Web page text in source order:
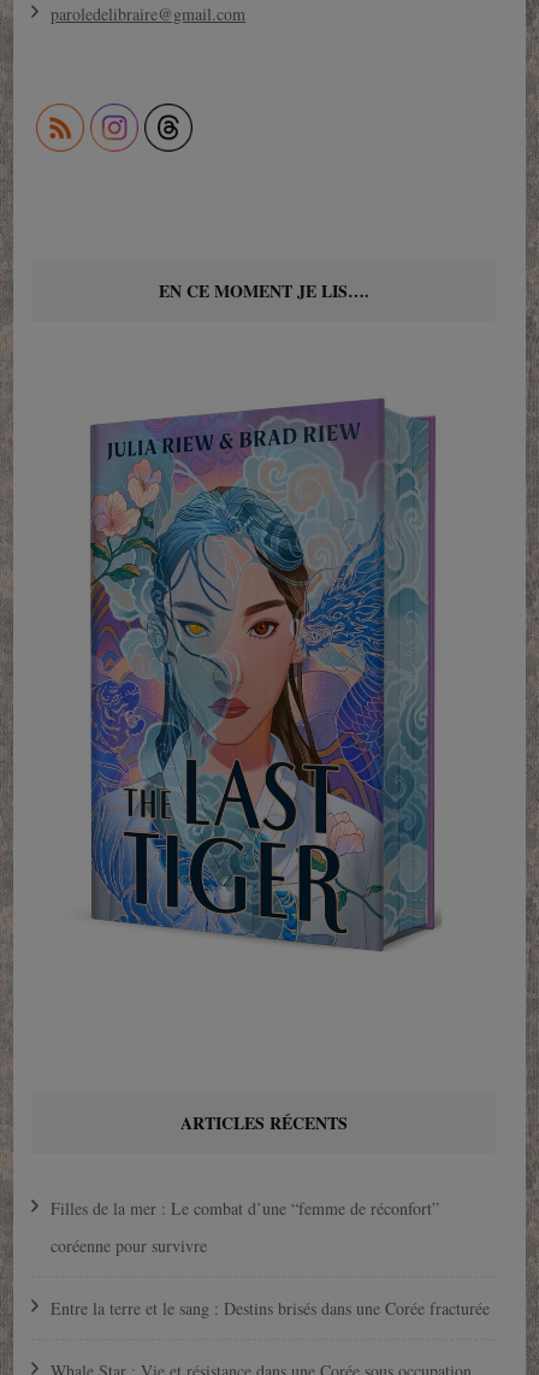
paroledelibraire@gmail.com
EN CE MOMENT JE LIS….
ARTICLES RÉCENTS
Filles de la mer : Le combat d’une “femme de réconfort”
coréenne pour survivre
Entre la terre et le sang : Destins brisés dans une Corée fracturée